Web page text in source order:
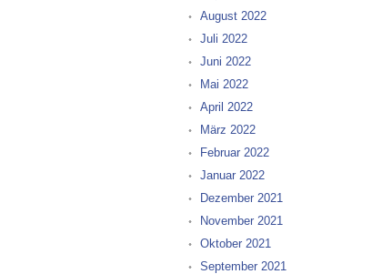
August 2022
Juli 2022
Juni 2022
Mai 2022
April 2022
März 2022
Februar 2022
Januar 2022
Dezember 2021
November 2021
Oktober 2021
September 2021